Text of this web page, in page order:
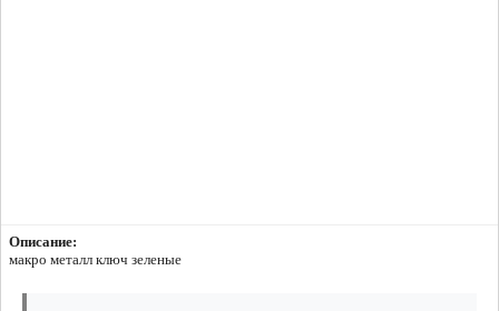
Описание:
макро металл ключ зеленые